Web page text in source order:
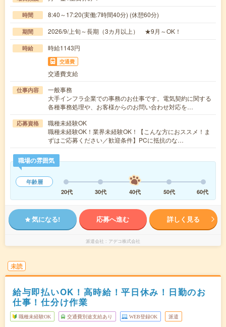
時間 8:40～17:20(実働:7時間40分) (休憩60分)
期間 2026/9/上旬～長期（3カ月以上） ★9月～OK！
時給 時給1143円
交通費
交通費支給
仕事内容
一般事務
大手インフラ企業での事務のお仕事です。電気契約に関する
各種事務処理や、お客様からのお問い合わせ対応を…
応募資格
職種未経験OK
職種未経験OK！業界未経験OK！【こんな方におススメ！ま
ずはご応募ください／歓迎条件】PCに抵抗のな…
職場の雰囲気
年齢層
20代
30代 40代 50代 60代
気になる! 応募へ進む 詳しく見る
派遣会社 アデコ株式会社
未読
給与即払いOK！高時給！平日休み！日勤のお
仕事！仕分け作業
職種未経験OK 交通費別途支給あり WEB登録OK 派遣